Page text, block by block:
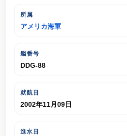
所属
アメリカ海軍
艦番号
DDG-88
就航日
2002年11月09日
進水日